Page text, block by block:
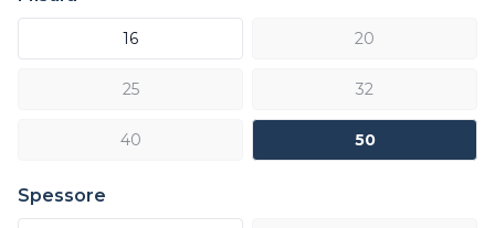
16 20
25 32
40 50
Spessore